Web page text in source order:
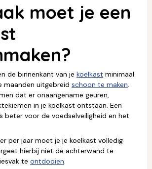
moet je een
de binnenkant van je koelkast minimaal
maanden uitgebreid schoon te maken.
dat er onaangename geuren,
in je koelkast ontstaan. Een
beter voor de voedselveiligheid en het
per jaar moet je je koelkast volledig
hierbij niet de achterwand te
te ontdooien.